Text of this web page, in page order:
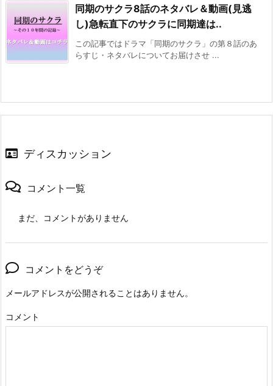
同期のサクラ8話のネタバレ＆動画(見逃
し)急転直下のサクラに同期達は..
この記事ではドラマ「同期のサクラ」の第８話のあ
らすじ・ネタバレについてお届けさせ ...
ディスカッション
コメント一覧
まだ、コメントがありません
コメントをどうぞ
メールアドレスが公開されることはありません。
コメント